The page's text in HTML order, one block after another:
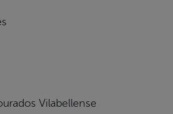
Vilabellense